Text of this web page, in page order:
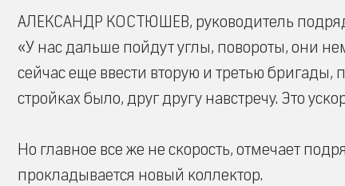
АЛЕКСАНДР КОСТЮШЕВ, руководитель
«У нас дальше пойдут углы, повороты, они
сейчас еще ввести вторую и третью бригады,
стройках было, друг другу навстречу. Это
Но главное все же не скорость, отмечает
прокладывается новый коллектор.